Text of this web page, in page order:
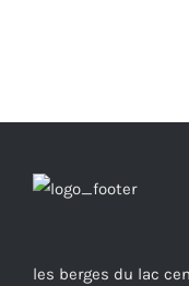
les berges du lac